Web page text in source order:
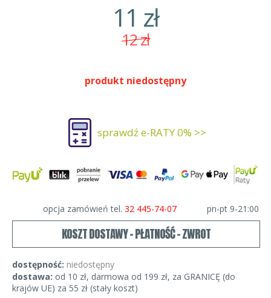
11 zł
12zł
produkt niedostępny
sprawdź e-RATY 0% >>
opcja zamówień tel. 32 445-74-07 pn-pt 9-21:00
KOSZT DOSTAWY - PŁATNOŚĆ - ZWROT
dostępność: niedostępny
dostawa: od 10 zł, darmowa od 199 zł, za GRANICĘ (do
krajów UE) za 55 zł (stały koszt)